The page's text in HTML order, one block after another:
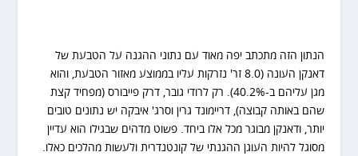
הנתון הזה מתכתב יפה מאוד עם נתוני ההגנה על הטבעת של
דאנקן העונה (8.0 זר' נזרקות עליו בממוצע מאזור הטבעת, והוא
מגן עליהם ב-40.2%). רק לרודי גובר, דרק פייבורס (מפחיד קצת
שהם באותה קבוצה), דריימונד גרין וסרג' איבקה יש נתונים טובים
יותר, ודאנקן מבוגר מכל אלו ביחד. פשוט מדהים שבגילו הוא עדיין
מסוגל להיות העוגן ההגנתי של קונטנדרית ולעשות מהלכים כאלו.